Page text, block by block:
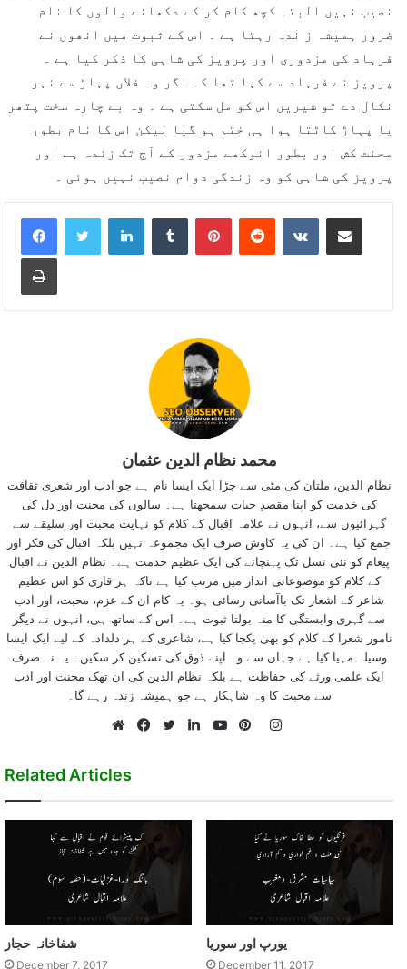
نصیب نہیں البتہ کچھ کام کر کے دکھانے والوں کا نام
ضرور ہمیشہ ز ندہ رہتا ہے ۔ اس کے ثبوت میں انھوں نے
فرہاد کی مزدوری اور پرویز کی شاہی کا ذکر کیا ہے ۔
پرویز نے فرہاد سے کہا تھا کہ اگر وہ فلاں پہاڑ سے نہر
نکال دے تو شیریں اس کو مل سکتی ہے ۔ وہ بے چارہ سخت پتھر
یا پہاڑ کاٹتا ہوا ہی ختم ہو گیا لیکن اس کا نام بطور
محنت کش اور بطور انوکھے مزدور کے آج تک زندہ ہے اور
پرویز کی شاہی کو وہ زندگی دوام نصیب نہیں ہوئی ۔
LinkedInTumblr PinterestReddit VKontakteShare via Email
Print
محمد نظام الدین عثمان
نظام الدین، ملتان کی مٹی سے جڑا ایک ایسا نام ہے جو ادب اور شعری ثقافت
کی خدمت کو اپنا مقصدِ حیات سمجھتا ہے۔ سالوں کی محنت اور دل کی
گہرائیوں سے، انہوں نے علامہ اقبال کے کلام کو نہایت محبت اور سلیقے سے
جمع کیا ہے۔ ان کی یہ کاوش صرف ایک مجموعہ نہیں بلکہ اقبال کی فکر اور
پیغام کو نئی نسل تک پہنچانے کی ایک عظیم خدمت ہے۔ نظام الدین نے اقبال
کے کلام کو موضوعاتی انداز میں مرتب کیا ہے تاکہ ہر قاری کو اس عظیم
شاعر کے اشعار تک باآسانی رسائی ہو۔ یہ کام ان کے عزم، محبت، اور ادب
سے گہری وابستگی کا منہ بولتا ثبوت ہے۔ اس کے ساتھ ہی، انہوں نے دیگر
نامور شعرا کے کلام کو بھی یکجا کیا ہے، شاعری کے ہر دلدادہ کے لیے ایک ایسا
وسیلہ مہیا کیا ہے جہاں سے وہ اپنے ذوق کی تسکین کر سکیں۔ یہ نہ صرف
ایک علمی ورثے کی حفاظت ہے بلکہ نظام الدین کی ان تھک محنت اور ادب
سے محبت کا وہ شاہکار ہے جو ہمیشہ زندہ رہے گا۔
Instagram
Related Articles
شفاخانہ حجاز
December 7, 2017
يورپ اور سوريا
December 11, 2017